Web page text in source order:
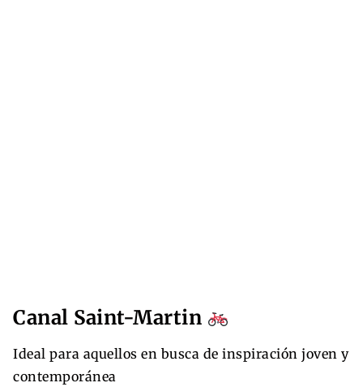
Canal Saint-Martin
Ideal para aquellos en busca de inspiración joven y
contemporánea